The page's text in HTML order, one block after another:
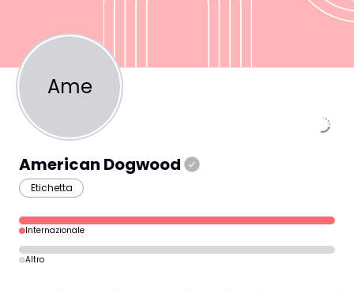
Ame
American Dogwood
Etichetta
Internazionale
Altro